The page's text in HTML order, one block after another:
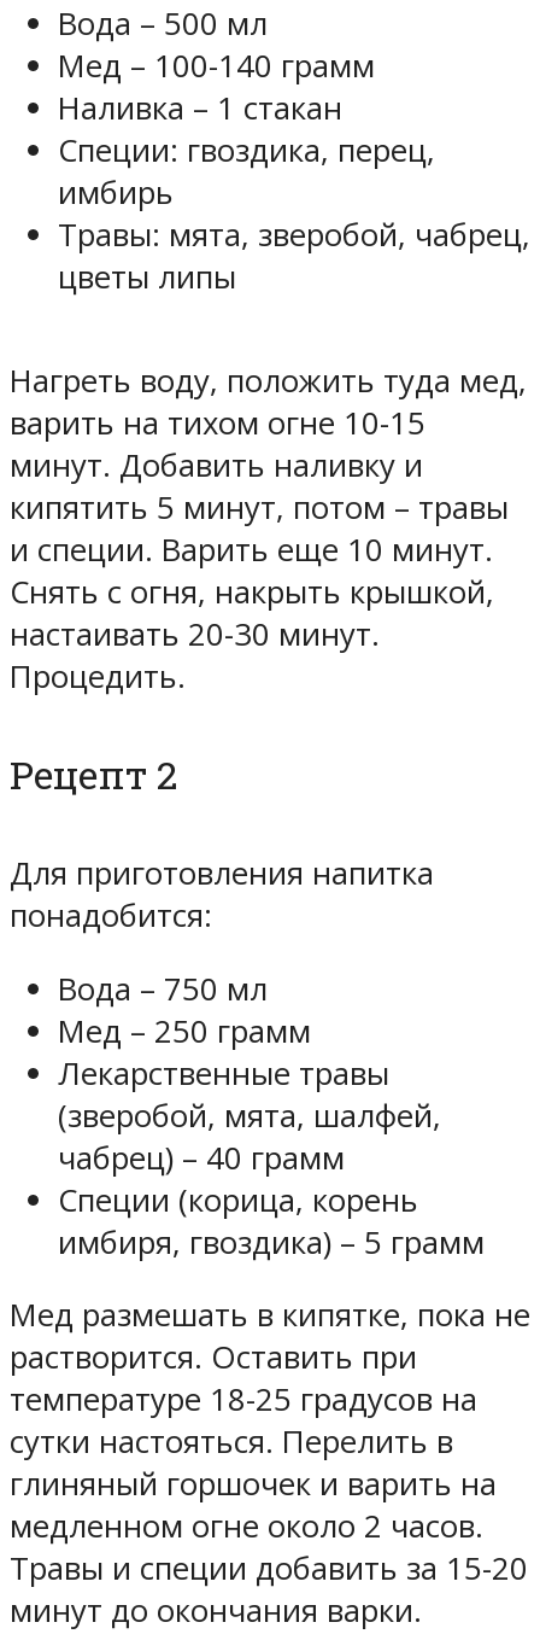
Вода – 500 мл
Мед – 100-140 грамм
Наливка – 1 стакан
Специи: гвоздика, перец,
имбирь
Травы: мята, зверобой, чабрец,
цветы липы
Нагреть воду, положить туда мед,
варить на тихом огне 10-15
минут. Добавить наливку и
кипятить 5 минут, потом – травы
и специи. Варить еще 10 минут.
Снять с огня, накрыть крышкой,
настаивать 20-30 минут.
Процедить.
Рецепт 2
Для приготовления напитка
понадобится:
Вода – 750 мл
Мед – 250 грамм
Лекарственные травы
(зверобой, мята, шалфей,
чабрец) – 40 грамм
Специи (корица, корень
имбиря, гвоздика) – 5 грамм
Мед размешать в кипятке, пока не
растворится. Оставить при
температуре 18-25 градусов на
сутки настояться. Перелить в
глиняный горшочек и варить на
медленном огне около 2 часов.
Травы и специи добавить за 15-20
минут до окончания варки.